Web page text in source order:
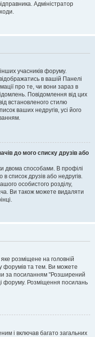
Адміністратор
учасників форуму.
в вашій Панелі
про те, чи вони зараз в
Повідомлення від цих
встановленого стилю
ваших недругів, усі його
до мого списку друзів або
двома способами. В профілі
список друзів або недругів.
особистого розділу,
Ви також можете видаляти
розміщене на головній
форумів та тем. Ви можете
за посиланням "Розширений
форуму. Розміщення посилань
і включав багато загальних